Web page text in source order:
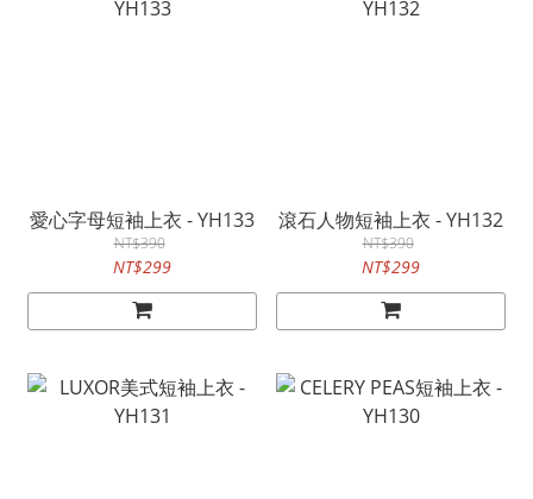
愛心字母短袖上衣 - YH133
NT$390
NT$299
滾石人物短袖上衣 - YH132
NT$390
NT$299